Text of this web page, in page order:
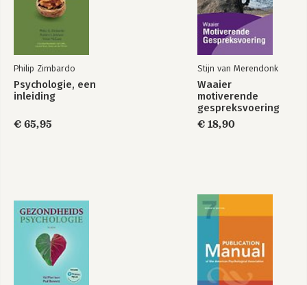
Philip Zimbardo
Psychologie, een
inleiding
€ 65,95
Stijn van Merendonk
Waaier
motiverende
gespreksvoering
€ 18,90